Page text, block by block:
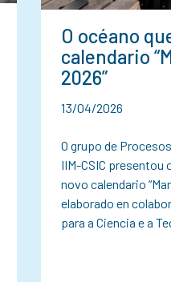
O océano
calendario
2026”
13/04/2026
O grupo de
IIM-CSIC presentou
novo calendario
elaborado en
para a Ciencia e a